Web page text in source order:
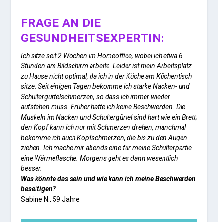
FRAGE AN DIE
GESUNDHEITSEXPERTIN:
Ich sitze seit 2 Wochen im Homeoffice, wobei ich etwa 6
Stunden am Bildschirm arbeite. Leider ist mein Arbeitsplatz
zu Hause nicht optimal, da ich in der Küche am Küchentisch
sitze. Seit einigen Tagen bekomme ich starke Nacken- und
Schultergürtelschmerzen, so dass ich immer wieder
aufstehen muss. Früher hatte ich keine Beschwerden. Die
Muskeln im Nacken und Schultergürtel sind hart wie ein Brett;
den Kopf kann ich nur mit Schmerzen drehen, manchmal
bekomme ich auch Kopfschmerzen, die bis zu den Augen
ziehen. Ich mache mir abends eine für meine Schulterpartie
eine Wärmeflasche. Morgens geht es dann wesentlich
besser.
Was könnte das sein und wie kann ich meine Beschwerden
beseitigen?
Sabine N., 59 Jahre